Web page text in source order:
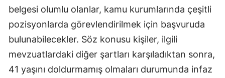
belgesi olumlu olanlar, kamu kurumlarında çeşitli
pozisyonlarda görevlendirilmek için başvuruda
bulunabilecekler. Söz konusu kişiler, ilgili
mevzuatlardaki diğer şartları karşıladıktan sonra,
41 yaşını doldurmamış olmaları durumunda infaz